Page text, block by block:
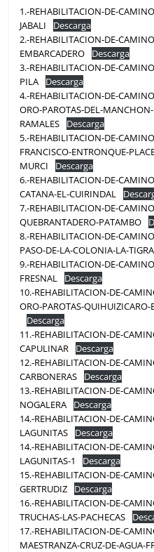
1.-REHABILITACION-DE-
JABALI
Descarga
2.-REHABILITACION-DE-
EMBARCADERO
Descarga
3.-REHABILITACION-DE-
PILA
Descarga
4.-REHABILITACION-DE-
ORO-PAROTAS-DEL-
RAMALES
Descarga
5.-REHABILITACION-DE-
FRANCISCO-ENTRONQUE-
MURCI
Descarga
6.-REHABILITACION-DE-
CATANA-EL-CUIRINDAL
7.-REHABILITACION-DE-
QUEBRANTADERO-PATAMBO
8.-REHABILITACION-DE-
PASO-DE-LA-COLONIA-LA-TIGRA
9.-REHABILITACION-DE-
FRESNAL
Descarga
10.-REHABILITACION-DE-
ORO-PAROTAS-
Descarga
11.-REHABILITACION-DE-
CAPULINAR
Descarga
12.-REHABILITACION-DE-
CARBONERAS
Descarga
13.-REHABILITACION-DE-
NOGALERA
Descarga
14.-REHABILITACION-DE-
LAGUNITAS
Descarga
14.-REHABILITACION-DE-
LAGUNITAS-1
Descarga
15.-REHABILITACION-DE-
GERTRUDIZ
Descarga
16.-REHABILITACION-DE-
TRUCHAS-LAS-PACHECAS
17.-REHABILITACION-DE-
MAESTRANZA-CRUZ-DE-AGUA-